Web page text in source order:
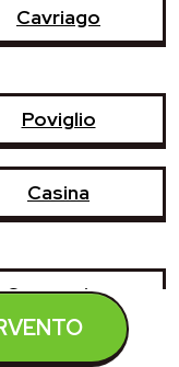
Cavriago
Poviglio
Casina
Campegine